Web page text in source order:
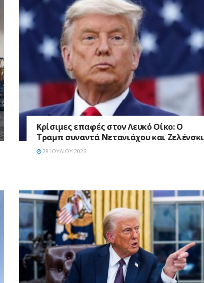
Κρίσιμες επαφές στον Λευκό Οίκο: Ο
Τραμπ συναντά Νετανιάχου και Ζελένσκι
28 ΙΟΥΛΊΟΥ 2026